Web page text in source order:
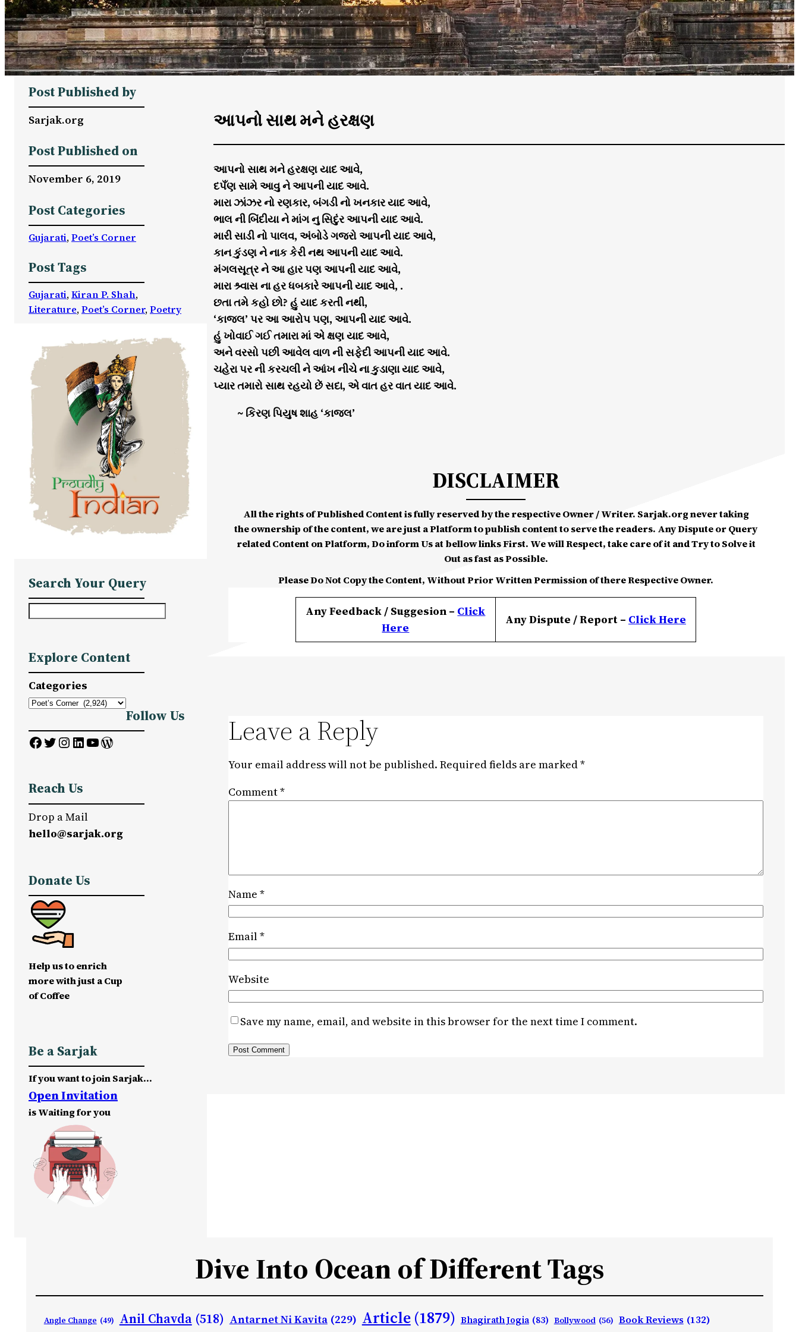
Post Published by
Sarjak.org
Post Published on
November 6, 2019
Post Categories
Gujarati, Poet’s Corner
Post Tags
Gujarati, Kiran P. Shah
Literature, Poet’s Corner, Poetry
Search Your Query
r
c
h
Explore Content
Categories
Follow Us
Facebook Twitter InstagramLinkedIn YouTube WordPress
Reach Us
Drop a Mail
hello@sarjak.org
Donate Us
Help us to enrich
more with just a Cup
of Coffee
Be a Sarjak
If you want to join Sarjak…
Open Invitation
is Waiting for you
આપનો સાથ મને હરક્ષણ
આપનો સાથ મને હરક્ષણ યાદ આવે,
દપઁણ સામે આવુ ને આપની યાદ આવે.
મારા ઝાંઝર નો રણકાર, બંગડી નો ખનકાર યાદ આવે,
ભાલ ની બિંદીયા ને માંગ નુ સિદુંર આપની યાદ આવે.
મારી સાડી નો પાલવ, અંબોડે ગજરો આપની યાદ આવે,
કાન કુંડણ ને નાક કેરી નથ આપની યાદ આવે.
મંગલસૂત્ર ને આ હાર પણ આપની યાદ આવે,
મારા શ્ર્વાસ ના હર ધબકારે આપની યાદ આવે, .
છતા તમે કહો છો? હું યાદ કરતી નથી,
‘કાજલ’ પર આ આરોપ પણ, આપની યાદ આવે.
હું ખોવાઈ ગઈ તમારા માં એ ક્ષણ યાદ આવે,
અને વરસો પછી આવેલ વાળ ની સફેદી આપની યાદ આવે.
ચહેરા પર ની કરચલી ને આંખ નીચે ના કુડાણા યાદ આવે,
પ્યાર તમારો સાથ રહયો છેં સદા, એ વાત હર વાત યાદ આવે.
~ કિરણ પિયુષ શાહ ‘કાજલ’
DISCLAIMER
All the rights of Published Content is fully reserved by the respective Owner / Writer. Sarjak.org never taking
the ownership of the content, we are just a Platform to publish content to serve the readers. Any Dispute or Query
related Content on Platform, Do inform Us at bellow links First. We will Respect, take care of it and Try to Solve it
Out as fast as Possible.
Please Do Not Copy the Content, Without Prior Written Permission of there Respective Owner.
Any Feedback / Suggesion – Click
Here
Any Dispute / Report – ClickHere
Leave a Reply
Your email address will not be published. Required fields are marked*
Comment*
Name *
Email*
Website
Save my name, email, and website in this browser for the next time I comment.
Dive Into Ocean of Different Tags
Angle Change (49) Anil Chavda (518) Antarnet Ni Kavita (229) Article (1879) Bhagirath Jogia (83) Bollywood (56) Book Reviews (132)